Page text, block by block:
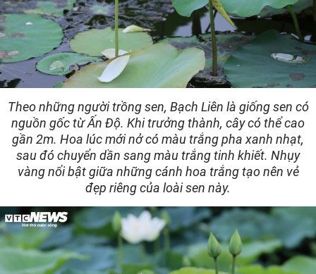
Theo những người trồng sen, Bạch Liên là giống sen có
nguồn gốc từ Ấn Độ. Khi trưởng thành, cây có thể cao
gần 2m. Hoa lúc mới nở có màu trắng pha xanh nhạt,
sau đó chuyển dần sang màu trắng tinh khiết. Nhụy
vàng nổi bật giữa những cánh hoa trắng tạo nên vẻ
đẹp riêng của loài sen này.